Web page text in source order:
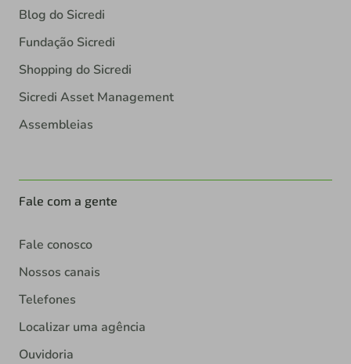
Blog do Sicredi
Fundação Sicredi
Shopping do Sicredi
Sicredi Asset Management
Assembleias
Fale com a gente
Fale conosco
Nossos canais
Telefones
Localizar uma agência
Ouvidoria